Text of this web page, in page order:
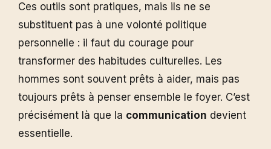
Ces outils sont pratiques, mais ils ne se
substituent pas à une volonté politique
personnelle : il faut du courage pour
transformer des habitudes culturelles. Les
hommes sont souvent prêts à aider, mais pas
toujours prêts à penser ensemble le foyer. C’est
précisément là que la communication devient
essentielle.